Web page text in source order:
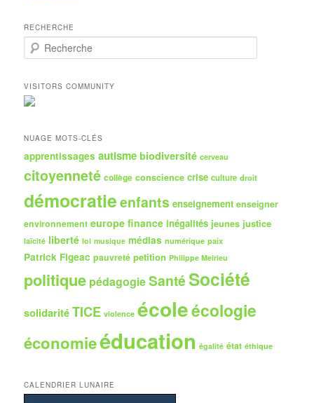
RECHERCHE
e
h
e
r
h
VISITORS COMMUNITY
NUAGE MOTS-CLÉS
apprentissages autisme biodiversité cerveau
citoyenneté collège conscience crise culture droit
démocratieenfants enseignement enseigner
environnement europe finance inégalités jeunes justice
laïcité liberté loi musique médias numérique paix
Patrick Figeac pauvreté petition Philippe Meirieu
politique pédagogieSantéSociété
solidaritéTICE violence écoleécologie
économieéducation égalité état éthique
CALENDRIER LUNAIRE